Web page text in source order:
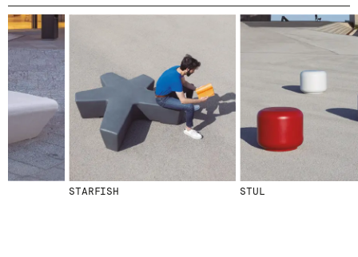
STARFISH STUL
© 2026 ESCOFET 1886 S.A.